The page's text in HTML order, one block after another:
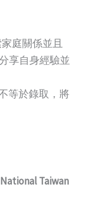
庭關係並且
享自身經驗並
等於錄取，將
Taiwan